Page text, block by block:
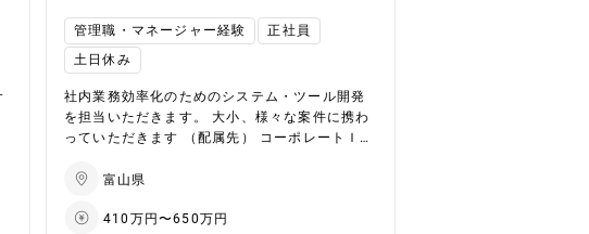
管理職・マネージャー経験
正社員
土日休み
社内業務効率化のためのシステム・ツール開発
を担当いただきます。 大小、様々な案件に携わ
っていただきます （配属先） コーポレートＩＴ
富山県
410万円〜650万円